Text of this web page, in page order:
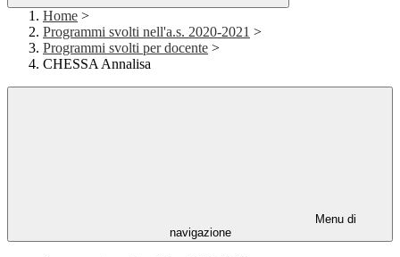
Home >
Programmi svolti nell'a.s. 2020-2021 >
Programmi svolti per docente >
CHESSA Annalisa
Menu di
navigazione